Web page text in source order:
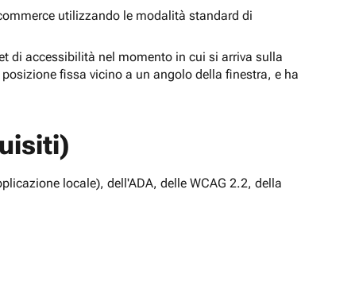
utilizzando le modalità standard di
di accessibilità nel momento in cui si arriva sulla
fissa vicino a un angolo della finestra, e ha
locale), dell'ADA, delle WCAG 2.2, della